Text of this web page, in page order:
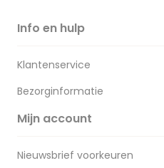
Info en hulp
Klantenservice
Bezorginformatie
Mijn account
Nieuwsbrief voorkeuren